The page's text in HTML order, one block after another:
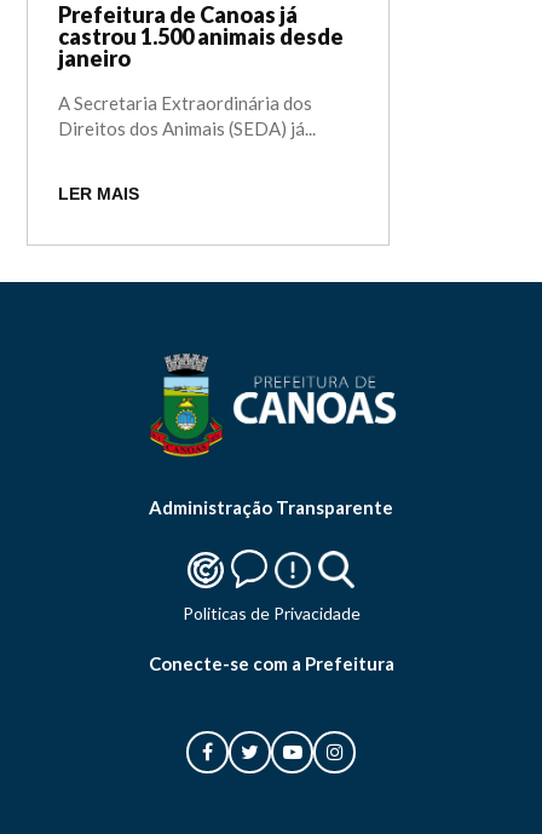
Prefeitura de Canoas já
castrou 1.500 animais desde
janeiro
A Secretaria Extraordinária dos
Direitos dos Animais (SEDA) já...
LER MAIS
Administração Transparente
Politicas de Privacidade
Conecte-se com a Prefeitura